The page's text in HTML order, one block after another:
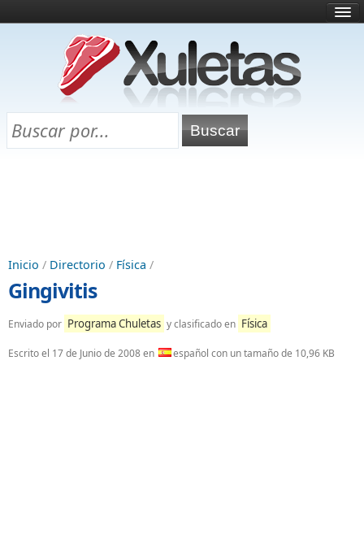
¿Qué es esto?
Directorio
Chuletas para exámenes
Inicio / Directorio / Física /
Gingivitis
Enviado por Programa Chuletas y clasificado en Física
Escrito el 17 de Junio de 2008en español con un tamaño de 10,96 KB